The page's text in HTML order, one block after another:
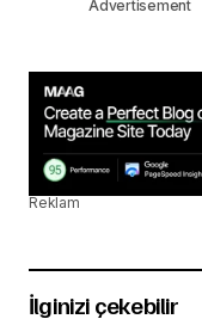
Advertisement
Reklam
İlginizi çekebilir